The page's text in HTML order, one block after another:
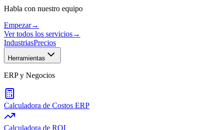
Habla con nuestro equipo
Empezar→
Ver todos los servicios→
IndustriasPrecios
Herramientas
ERP y Negocios
Calculadora de Costos ERP
Calculadora de ROI